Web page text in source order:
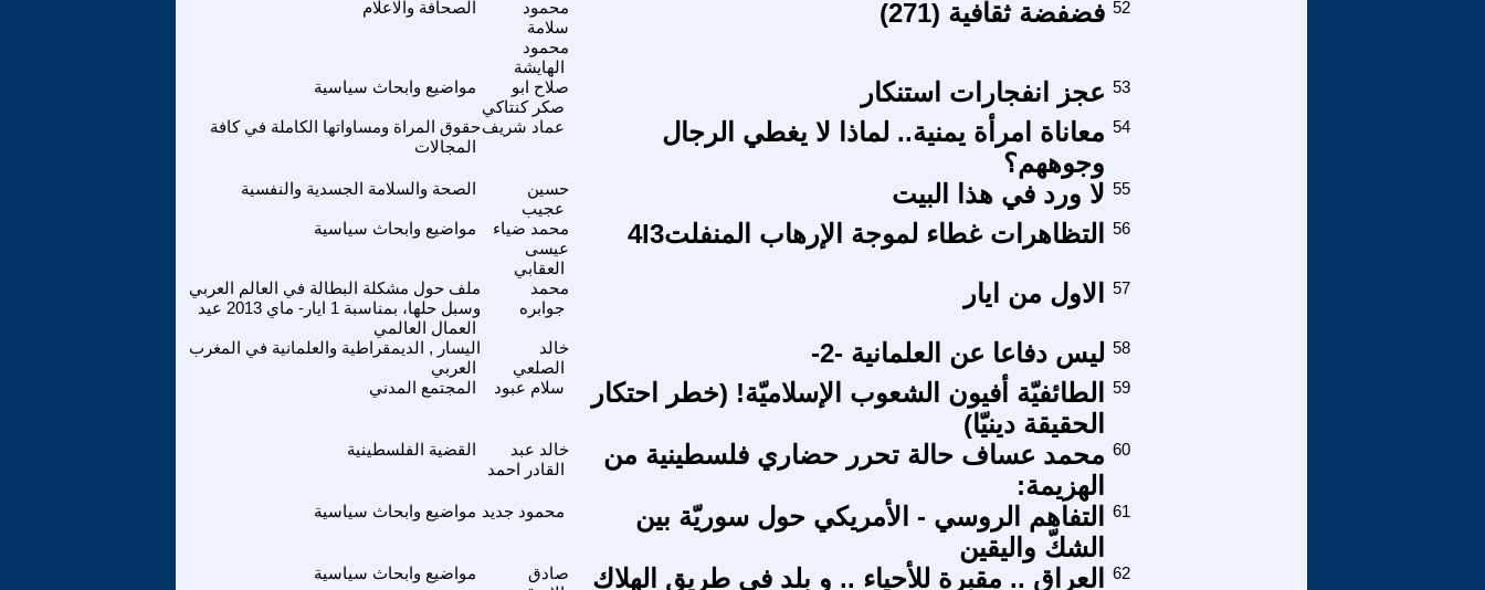
الصحافة والاعلام
محمود
سلامة
محمود
الهايشة
فضفضة ثقافية (271) 52
مواضيع وابحاث سياسية
صلاح ابو
صكر كنتاكي
عجز انفجارات استنكار 53
حقوق المراة ومساواتها الكاملة في كافة
المجالات
عماد شريف
معاناة امرأة يمنية.. لماذا لا يغطي الرجال
وجوههم؟
54
الصحة والسلامة الجسدية والنفسية
حسين
عجيب
لا ورد في هذا البيت 55
مواضيع وابحاث سياسية
محمد ضياء
عيسى
العقابي
التظاهرات غطاء لموجة الإرهاب المنفلت4l3 56
ملف حول مشكلة البطالة في العالم العربي
وسبل حلها، بمناسبة 1 ايار- ماي 2013 عيد
العمال العالمي
محمد
جوابره
الاول من ايار 57
اليسار , الديمقراطية والعلمانية في المغرب
العربي
خالد
الصلعي
ليس دفاعا عن العلمانية -2- 58
المجتمع المدني سلام عبود
الطائفيّة أفيون الشعوب الإسلاميّة! (خطر احتكار
الحقيقة دينيّا)
59
القضية الفلسطينية
خالد عبد
القادر احمد
محمد عساف حالة تحرر حضاري فلسطينية من
الهزيمة:
60
مواضيع وابحاث سياسية محمود جديد
التفاهم الروسي - الأمريكي حول سوريّة بين
الشكّ واليقين
61
مواضيع وابحاث سياسية
صادق
العراق .. مقبرة للأحياء .. و بلد في طريق الهلاك 62